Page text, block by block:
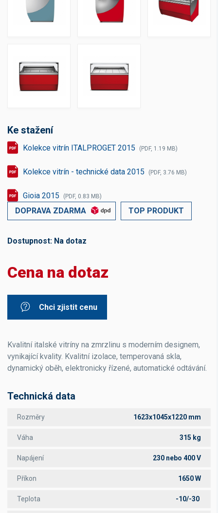
Ke stažení
Kolekce vitrín ITALPROGET 2015 (PDF, 1.19 MB)
Kolekce vitrín - technické data 2015 (PDF, 3.76 MB)
Gioia 2015 (PDF, 0.83 MB)
DOPRAVA ZDARMA TOP PRODUKT
Dostupnost: Na dotaz
Cena na dotaz
Chci zjistit cenu
Kvalitní italské vitríny na zmrzlinu s moderním designem,
vynikající kvality. Kvalitní izolace, temperovaná skla,
dynamický oběh, elektronicky řízené, automatické odtávání.
Technická data
Rozměry 1623x1045x1220 mm
Váha 315 kg
Napájení 230 nebo 400 V
Příkon 1650 W
Teplota -10/-30